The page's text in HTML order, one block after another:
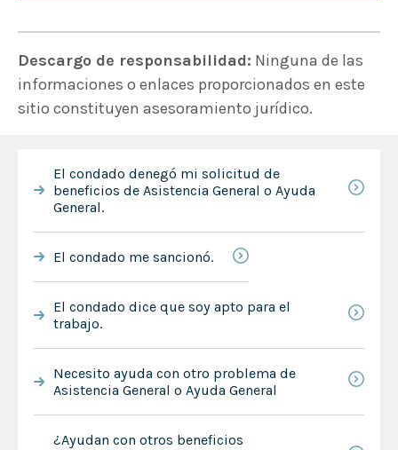
Descargo de responsabilidad: Ninguna de las
informaciones o enlaces proporcionados en este
sitio constituyen asesoramiento jurídico.
El condado denegó mi solicitud de
beneficios de Asistencia General o Ayuda
General.
El condado me sancionó.
El condado dice que soy apto para el
trabajo.
Necesito ayuda con otro problema de
Asistencia General o Ayuda General
¿Ayudan con otros beneficios